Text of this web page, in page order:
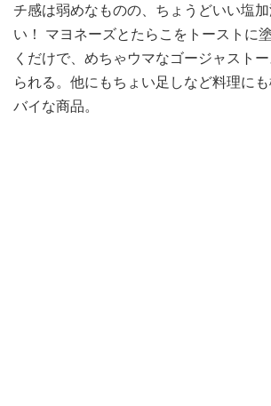
チ感は弱めなものの、ちょうどいい塩
い！ マヨネーズとたらこをトーストに
くだけで、めちゃウマなゴージャスト
られる。他にもちょい足しなど料理に
バイな商品。